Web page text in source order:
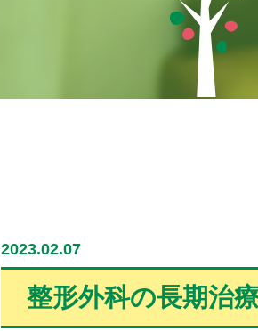
2023.02.07
整形外科の長期治